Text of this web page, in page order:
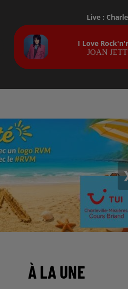
Live :
I Love
JOAN JETT
À LA UNE